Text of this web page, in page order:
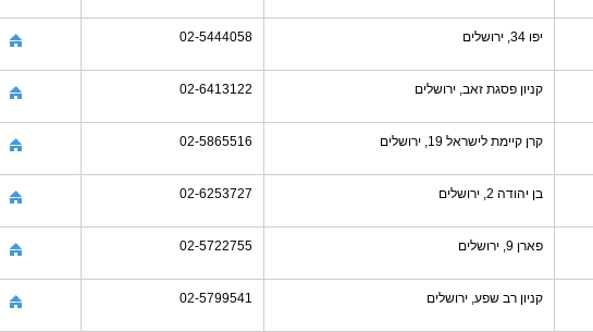
יפו 34, ירושלים 02-5444058
קניון פסגת זאב, ירושלים 02-6413122
קרן קיימת לישראל 19, ירושלים 02-5865516
בן יהודה 2, ירושלים 02-6253727
פארן 9, ירושלים 02-5722755
קניון רב שפע, ירושלים 02-5799541